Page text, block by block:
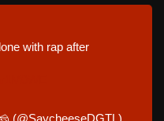
with rap after